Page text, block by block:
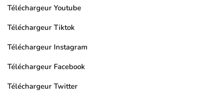
Téléchargeur Youtube
Téléchargeur Tiktok
Téléchargeur Instagram
Téléchargeur Facebook
Téléchargeur Twitter